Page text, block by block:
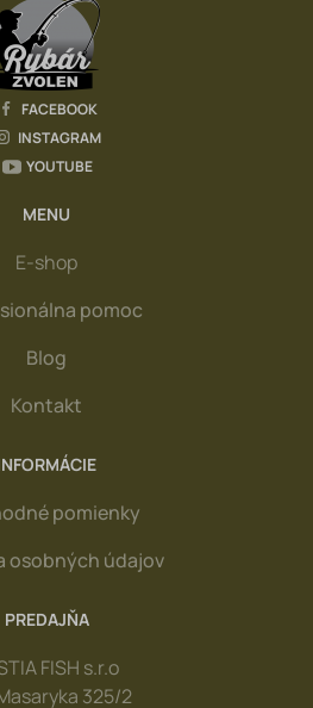
FACEBOOK
INSTAGRAM
YOUTUBE
MENU
E-shop
pomoc
Blog
Kontakt
pomienky
osobných údajov
PREDAJŇA
FISH s.r.o
325/2